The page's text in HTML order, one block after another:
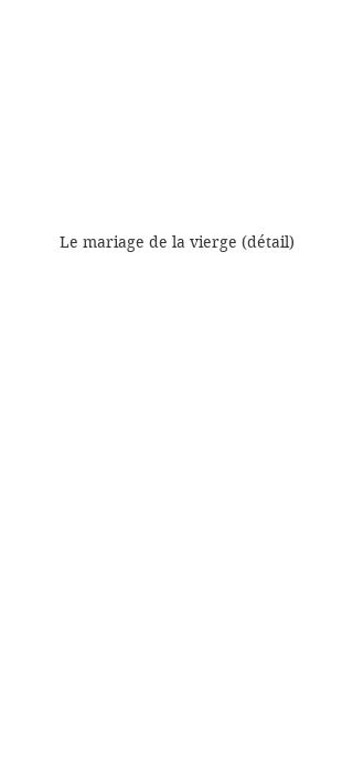
Le mariage de la vierge (détail)